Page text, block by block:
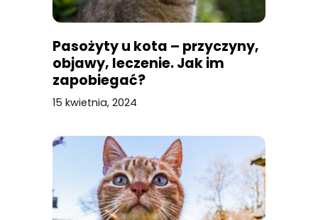
Pasożyty u kota – przyczyny,
objawy, leczenie. Jak im
zapobiegać?
15 kwietnia, 2024